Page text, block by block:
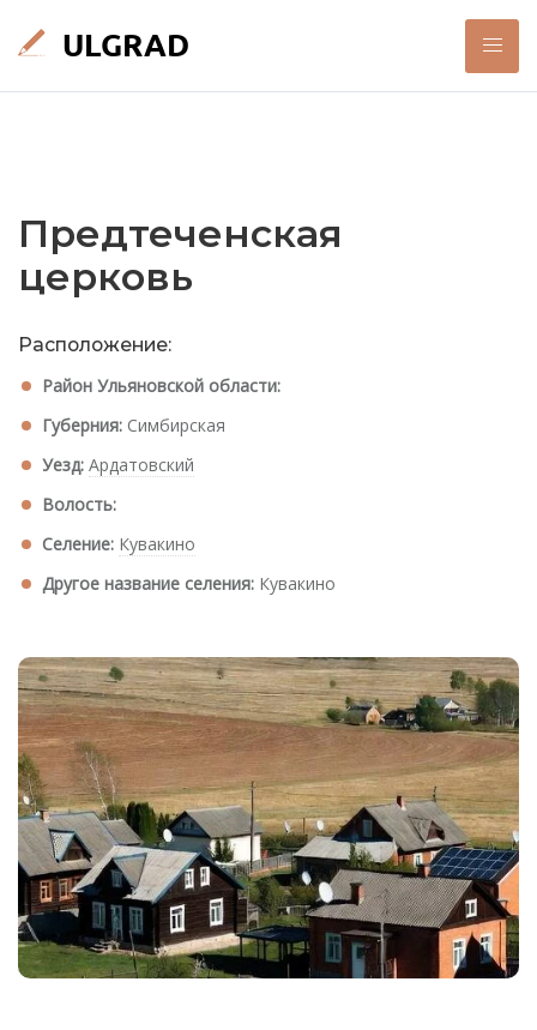
Предтеченская
церковь
Расположение:
Район Ульяновской области:
Губерния: Симбирская
Уезд: Ардатовский
Волость:
Селение: Кувакино
Другое название селения: Кувакино